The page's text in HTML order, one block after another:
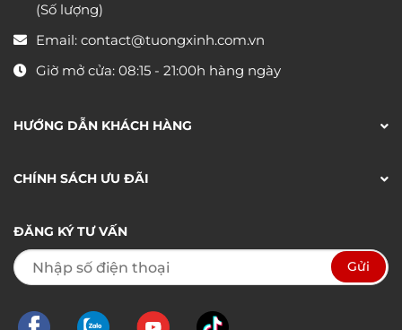
(Số lượng)
Email: contact@tuongxinh.com.vn
Giờ mở cửa: 08:15 - 21:00h hàng ngày
HƯỚNG DẪN KHÁCH HÀNG
CHÍNH SÁCH ƯU ĐÃI
ĐĂNG KÝ TƯ VẤN